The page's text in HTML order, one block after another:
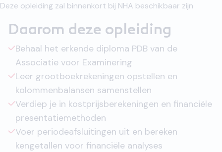
Deze opleiding zal binnenkort bij NHA beschikbaar zijn
Daarom deze opleiding
Behaal het erkende diploma PDB van de
Associatie voor Examinering
Leer grootboekrekeningen opstellen en
kolommenbalansen samenstellen
Verdiep je in kostprijsberekeningen en financiële
presentatiemethoden
Voer periodeafsluitingen uit en bereken
kengetallen voor financiële analyses